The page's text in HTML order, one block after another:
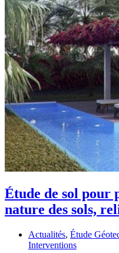
Étude de sol pour
nature des sols,
Actualités, Étude
Interventions